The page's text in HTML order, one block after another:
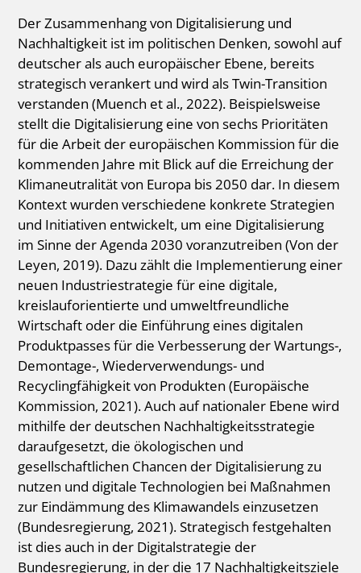
Der Zusammenhang von Digitalisierung und
Nachhaltigkeit ist im politischen Denken, sowohl auf
deutscher als auch europäischer Ebene, bereits
strategisch verankert und wird als Twin-Transition
verstanden (Muench et al., 2022). Beispielsweise
stellt die Digitalisierung eine von sechs Prioritäten
für die Arbeit der europäischen Kommission für die
kommenden Jahre mit Blick auf die Erreichung der
Klimaneutralität von Europa bis 2050 dar. In diesem
Kontext wurden verschiedene konkrete Strategien
und Initiativen entwickelt, um eine Digitalisierung
im Sinne der Agenda 2030 voranzutreiben (Von der
Leyen, 2019). Dazu zählt die Implementierung einer
neuen Industriestrategie für eine digitale,
kreislauforientierte und umweltfreundliche
Wirtschaft oder die Einführung eines digitalen
Produktpasses für die Verbesserung der Wartungs-,
Demontage-, Wiederverwendungs- und
Recyclingfähigkeit von Produkten (Europäische
Kommission, 2021). Auch auf nationaler Ebene wird
mithilfe der deutschen Nachhaltigkeitsstrategie
daraufgesetzt, die ökologischen und
gesellschaftlichen Chancen der Digitalisierung zu
nutzen und digitale Technologien bei Maßnahmen
zur Eindämmung des Klimawandels einzusetzen
(Bundesregierung, 2021). Strategisch festgehalten
ist dies auch in der Digitalstrategie der
Bundesregierung, in der die 17 Nachhaltigkeitsziele